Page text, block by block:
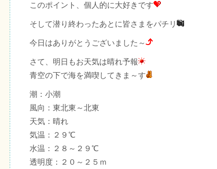
このポイント、個人的に大好きです
そして潜り終わったあとに皆さまをパチリ
今日はありがとうございました～
さて、明日もお天気は晴れ予報
青空の下で海を満喫してきま～す
潮：小潮
風向：東北東～北東
天気：晴れ
気温：２９℃
水温：２８～２９℃
透明度：２０～２５ｍ